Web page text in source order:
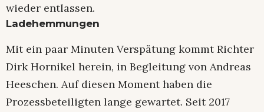
wieder entlassen.
Ladehemmungen
Mit ein paar Minuten Verspätung kommt Richter
Dirk Hornikel herein, in Begleitung von Andreas
Heeschen. Auf diesen Moment haben die
Prozessbeteiligten lange gewartet. Seit 2017